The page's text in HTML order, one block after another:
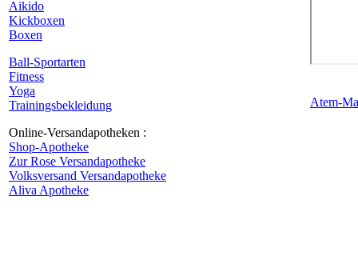
Aikido
Kickboxen
Boxen
Ball-Sportarten
Fitness
Yoga
Trainingsbekleidung
Online-Versandapotheken :
Shop-Apotheke
Zur Rose Versandapotheke
Volksversand Versandapotheke
Aliva Apotheke
Atem-